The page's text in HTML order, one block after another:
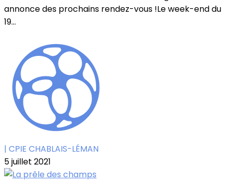
annonce des prochains rendez-vous !Le week-end du
19...
| CPIE CHABLAIS-LÉMAN
5 juillet 2021